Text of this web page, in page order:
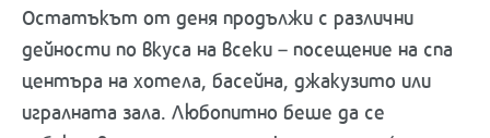
Остатъкът от деня продължи с различни
дейности по вкуса на всеки – посещение на спа
центъра на хотела, басейна, джакузито или
игралната зала. Любопитно беше да се